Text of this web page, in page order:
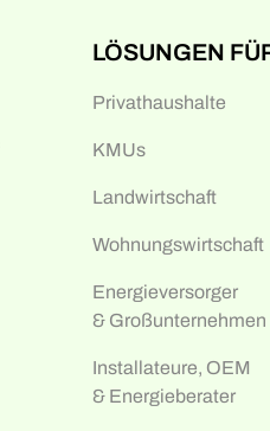
LÖSUNGEN
Privathaushalte
KMUs
Landwirtschaft
Wohnungswirtschaft
Energieversorger
& Großunternehmen
Installateure, OEM
& Energieberater